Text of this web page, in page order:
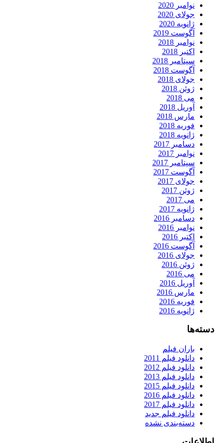
نوامبر 2020
جولای 2020
ژانویه 2020
آگوست 2019
نوامبر 2018
اکتبر 2018
سپتامبر 2018
آگوست 2018
جولای 2018
ژوئن 2018
می 2018
آوریل 2018
مارس 2018
فوریه 2018
ژانویه 2018
دسامبر 2017
نوامبر 2017
سپتامبر 2017
آگوست 2017
جولای 2017
ژوئن 2017
می 2017
ژانویه 2017
دسامبر 2016
نوامبر 2016
اکتبر 2016
آگوست 2016
جولای 2016
ژوئن 2016
می 2016
آوریل 2016
مارس 2016
فوریه 2016
ژانویه 2016
دسته‌ها
باران فیلم
دانلود فیلم 2011
دانلود فیلم 2012
دانلود فیلم 2013
دانلود فیلم 2015
دانلود فیلم 2016
دانلود فیلم 2017
دانلود فیلم جدید
دسته‌بندی نشده